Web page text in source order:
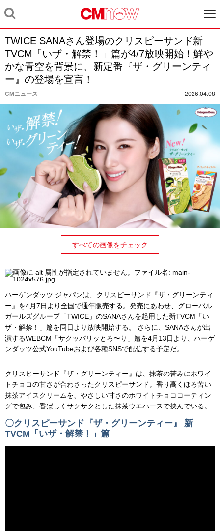
TWICE SANAさん登場のクリスピーサンド新
TVCM「いザ・解禁！」篇が4/7放映開始！鮮や
かな青空を背景に、新定番『ザ・グリーンティ
ー』の登場を宣言！
CMニュース 2026.04.08
すべての画像をチェック
ハーゲンダッツ ジャパンは、クリスピーサンド『ザ・グリーンティ
ー』を4月7日より全国で通年販売する。発売にあわせ、グローバル
ガールズグループ「TWICE」のSANAさんを起用した新TVCM「い
ザ・解禁！」篇を同日より放映開始する。 さらに、SANAさんが出
演するWEBCM「サクッパリッとろ〜り」篇を4月13日より、ハーゲ
ンダッツ公式YouTubeおよび各種SNSで配信する予定だ。
クリスピーサンド『ザ・グリーンティー』は、抹茶の苦みにホワイ
トチョコの甘さが合わさったクリスピーサンド。香り高くほろ苦い
抹茶アイスクリームを、やさしい甘さのホワイトチョココーティン
グで包み、香ばしくサクサクとした抹茶ウエハースで挟んでいる。
〇クリスピーサンド『ザ・グリーンティー』 新
TVCM「いザ・解禁！」篇